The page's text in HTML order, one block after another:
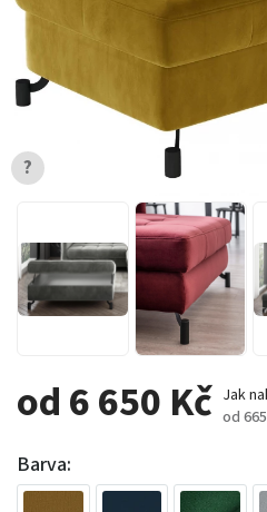
od 6 650 Kč Jak
od
Barva:
?